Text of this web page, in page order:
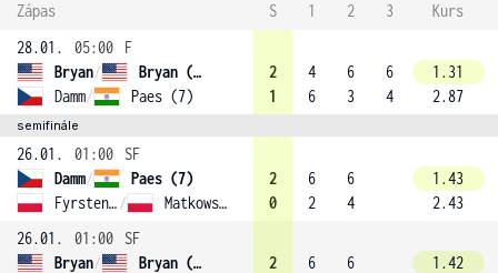
Zápas S 1 2 3
Kurs
28.01.
05:00
F
Bryan/
Bryan (1)
Damm/ Paes (7)
2
1
4
6
6
3
6
4
1.31
2.87
semifinále
26.01. 01:00
SF
Damm/
Paes (7)
Fyrstenberg / Matkowski
2
0
6
2
6
4
1.43
2.43
26.01.
01:00
SF
Bryan/
Bryan (1)
2
6
6
1.42